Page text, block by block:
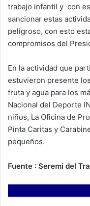
trabajo infantil y con
sancionar estas
peligroso, con esto
compromisos del
En la actividad que
estuvieron presente
fruta y agua para los
Nacional del Deporte
niños, La Oficina de
Pinta Caritas y
pequeños.
Fuente : Seremi del